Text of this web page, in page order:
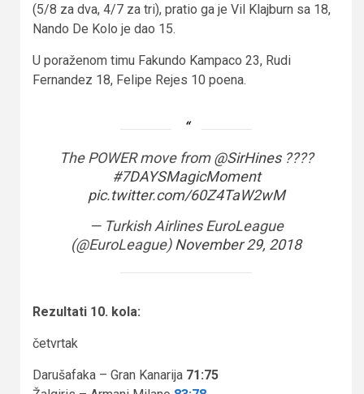
(5/8 za dva, 4/7 za tri), pratio ga je Vil Klajburn sa 18,
Nando De Kolo je dao 15.
U poraženom timu Fakundo Kampaco 23, Rudi
Fernandez 18, Felipe Rejes 10 poena.
The POWER move from@SirHines????
#7DAYSMagicMoment
pic.twitter.com/60Z4TaW2wM
— Turkish Airlines EuroLeague
(@EuroLeague)November 29, 2018
Rezultati 10. kola:
četvrtak
Darušafaka – Gran Kanarija 71:75